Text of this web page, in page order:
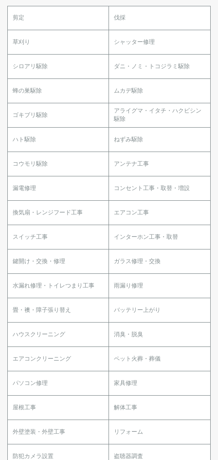
剪定 伐採
草刈り シャッター修理
シロアリ駆除 ダニ・ノミ・トコジラミ駆除
蜂の巣駆除 ムカデ駆除
ゴキブリ駆除
アライグマ・イタチ・ハクビシン
駆除
ハト駆除 ねずみ駆除
コウモリ駆除 アンテナ工事
漏電修理 コンセント工事・取替・増設
換気扇・レンジフード工事 エアコン工事
スイッチ工事 インターホン工事・取替
鍵開け・交換・修理 ガラス修理・交換
水漏れ修理・トイレつまり工事 雨漏り修理
畳・襖・障子張り替え バッテリー上がり
ハウスクリーニング 消臭・脱臭
エアコンクリーニング ペット火葬・葬儀
パソコン修理 家具修理
屋根工事 解体工事
外壁塗装・外壁工事 リフォーム
防犯カメラ設置 盗聴器調査